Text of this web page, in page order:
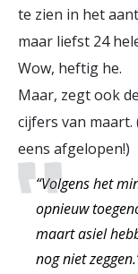
te zien in het
maar liefst 24
Wow, heftig he.
Maar, zegt ook
cijfers van
eens afgelopen!)
“Volgens het
opnieuw
maart asiel
nog niet